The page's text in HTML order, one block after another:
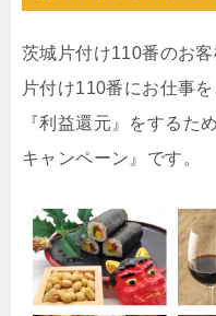
茨城片付け110番のお
片付け110番にお仕事
『利益還元』をするた
キャンペーン』です。